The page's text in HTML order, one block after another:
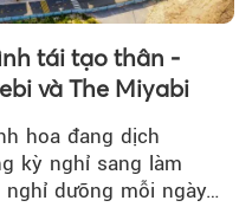
tái tạo thân -
và The Miyabi
hoa đang dịch
kỳ nghỉ sang làm
dưỡng mỗi ngày…